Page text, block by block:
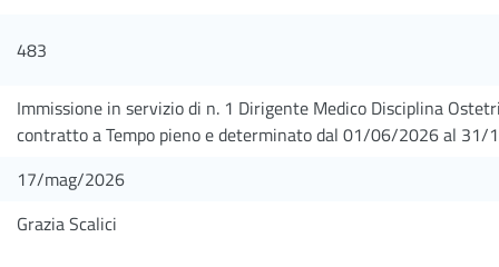
483
Immissione in servizio di n. 1 Dirigente Medico Disciplina
contratto a Tempo pieno e determinato dal 01/06/2026 al 31/
17/mag/2026
Grazia Scalici